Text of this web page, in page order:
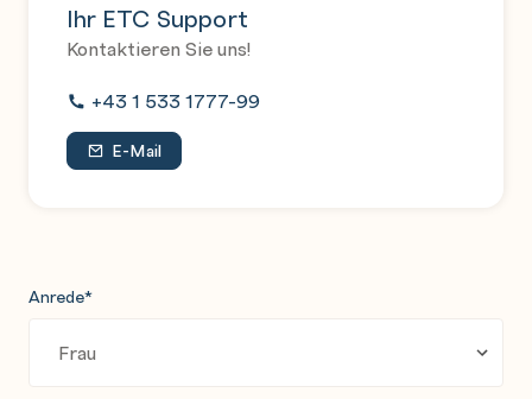
Ihr ETC Support
Kontaktieren Sie uns!
+43 1 533 1777-99
E-Mail
Anrede*